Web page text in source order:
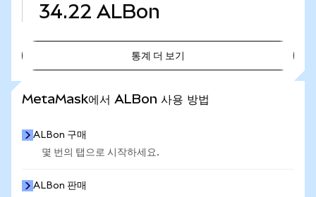
34.22 ALBon
통계 더 보기
MetaMask에서 ALBon 사용 방법
ALBon 구매
몇 번의 탭으로 시작하세요.
ALBon 판매